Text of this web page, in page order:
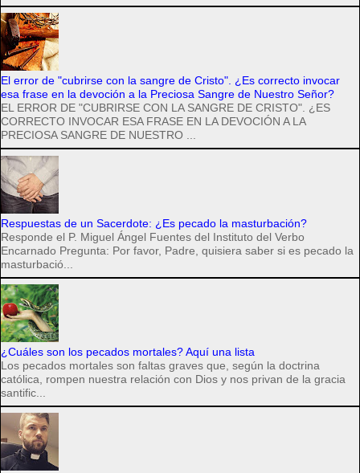
El error de "cubrirse con la sangre de Cristo". ¿Es correcto invocar
esa frase en la devoción a la Preciosa Sangre de Nuestro Señor?
EL ERROR DE "CUBRIRSE CON LA SANGRE DE CRISTO". ¿ES
CORRECTO INVOCAR ESA FRASE EN LA DEVOCIÓN A LA
PRECIOSA SANGRE DE NUESTRO ...
Respuestas de un Sacerdote: ¿Es pecado la masturbación?
Responde el P. Miguel Ángel Fuentes del Instituto del Verbo
Encarnado Pregunta: Por favor, Padre, quisiera saber si es pecado la
masturbació...
¿Cuáles son los pecados mortales? Aquí una lista
Los pecados mortales son faltas graves que, según la doctrina
católica, rompen nuestra relación con Dios y nos privan de la gracia
santific...